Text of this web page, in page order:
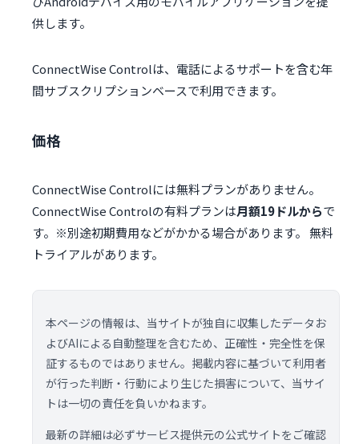
供します。
ConnectWise Controlは、電話によるサポートを含む年
間サブスクリプションベースで利用できます。
価格
ConnectWise Controlには無料プランがありません。
ConnectWise Controlの有料プランは月額19ドルからで
す。※別途初期費用などがかかる場合があります。 無料
トライアルがあります。
本ページの情報は、当サイトが独自に収集したデータお
よびAIによる自動整理を含むため、正確性・完全性を保
証するものではありません。掲載内容に基づいて利用者
が行った判断・行動により生じた損害について、当サイ
トは一切の責任を負いかねます。
最新の詳細は必ずサービス提供元の公式サイトをご確認